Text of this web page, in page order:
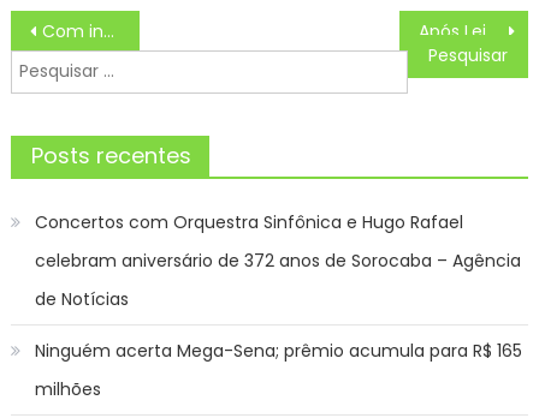
Navegação
de
Post
Com investimento de R$ 50 milhões, empresa inaugura 1ª Unidade de Disseminação de Genes em MS
Pesquisar
por:
Posts recentes
Concertos com Orquestra Sinfônica e Hugo Rafael
celebram aniversário de 372 anos de Sorocaba – Agência
de Notícias
Ninguém acerta Mega-Sena; prêmio acumula para R$ 165
milhões